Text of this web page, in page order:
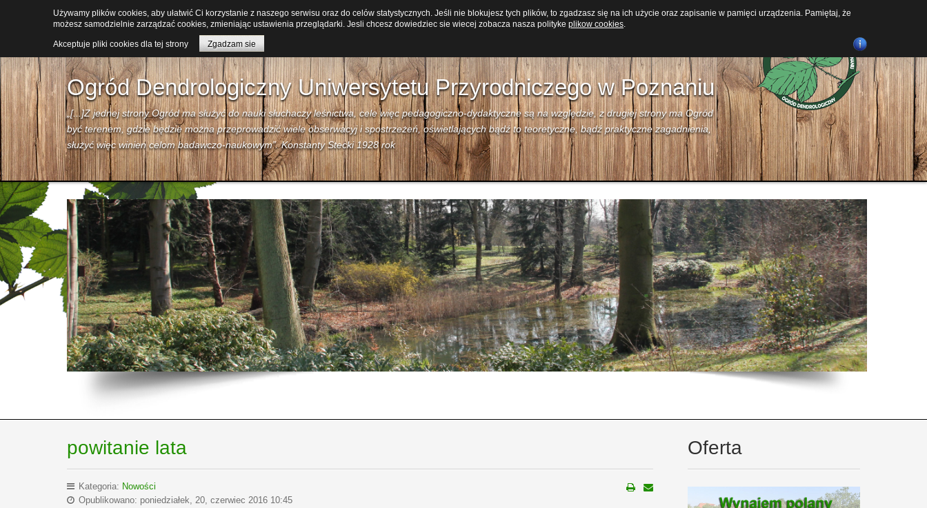
Aktualności Historia Działalność Kolekcje Edukacja Zwiedzanie Pliki do pobrania Galeria Dojazd Kontakt
Facebook Dane meteorologiczne
Ogród Dendrologiczny Uniwersytetu Przyrodniczego w Poznaniu
„[...]Z jednej strony Ogród ma służyć do nauki słuchaczy leśnictwa, cele więc pedagogiczno-dydaktyczne są na względzie, z drugiej strony ma Ogród
być terenem, gdzie będzie można przeprowadzić wiele obserwacyj i spostrzeżeń, oświetlających bądź to teoretyczne, bądź praktyczne zagadnienia,
służyć więc winien celom badawczo-naukowym”. Konstanty Stecki 1928 rok
powitanie lata
Kategoria: Nowości
Opublikowano: poniedziałek, 20, czerwiec 2016 10:45
Oferta
Używamy plików cookies, aby ułatwić Ci korzystanie z naszego serwisu oraz do celów statystycznych. Jeśli nie blokujesz tych plików, to zgadzasz się na ich użycie oraz zapisanie w pamięci urządzenia. Pamiętaj, że
możesz samodzielnie zarządzać cookies, zmieniając ustawienia przeglądarki. Jesli chcesz dowiedziec sie wiecej zobacza nasza polityke plikow cookies.
Akceptuje pliki cookies dla tej strony Zgadzam sie